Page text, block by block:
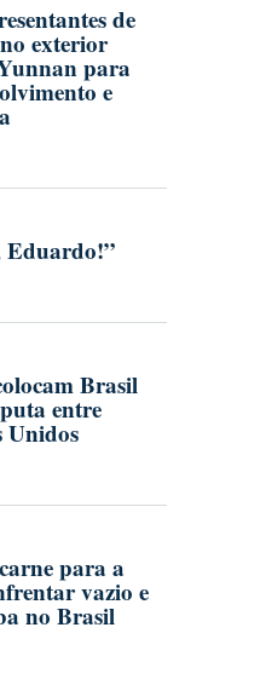
de
exterior
para
e
Brasil
entre
Unidos
para a
vazio e
no Brasil